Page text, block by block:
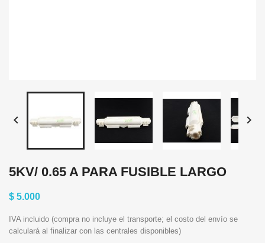
 
5KV/ 0.65 A PARA FUSIBLE LARGO
$ 5.000
IVA incluido (compra no incluye el transporte; el costo del envío se
calculará al finalizar con las centrales disponibles)